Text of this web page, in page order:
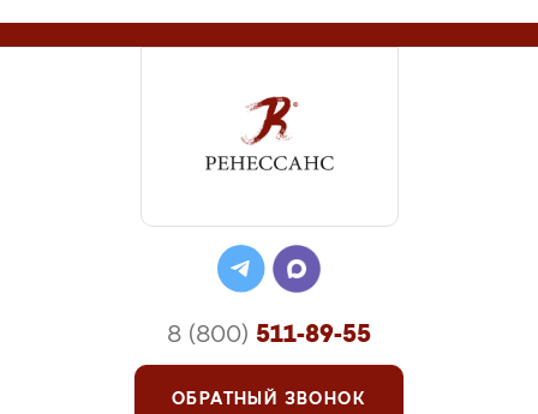
8 (800) 511-89-55
ОБРАТНЫЙ ЗВОНОК